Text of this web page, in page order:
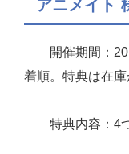
アニメイト
開催期間：
着順。特典は在庫
特典内容：4つ